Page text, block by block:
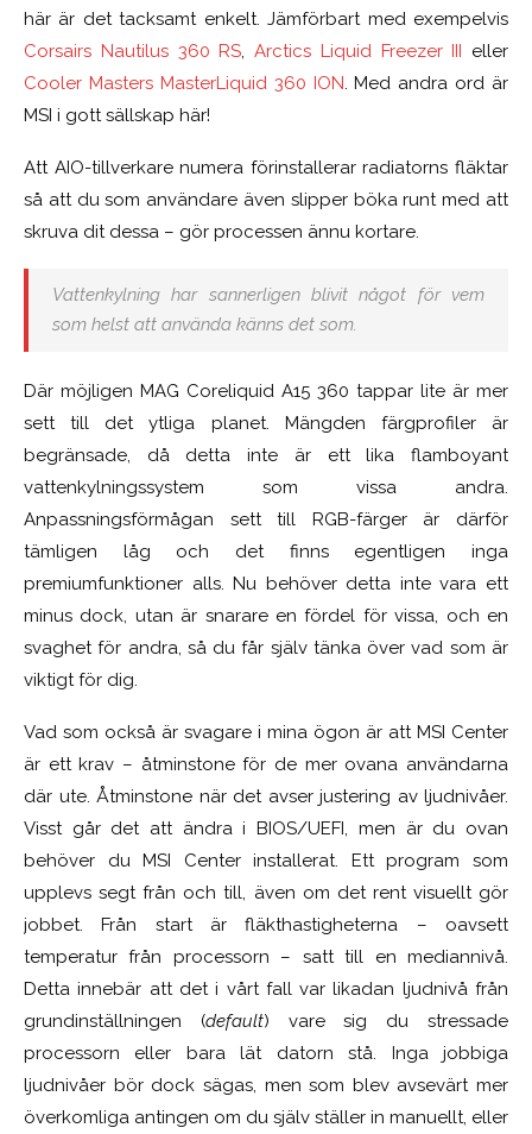
här är det tacksamt enkelt. Jämförbart med exempelvis
Corsairs Nautilus 360 RS, Arctics Liquid Freezer III
eller
Cooler Masters MasterLiquid 360 ION. Med andra ord är
MSI i gott sällskap här!
Att AIO-tillverkare numera förinstallerar radiatorns fläktar
så att du som användare även slipper böka runt med att
skruva dit dessa – gör processen ännu kortare.
Vattenkylning har sannerligen blivit något för vem
som helst att använda känns det som.
Där möjligen MAG Coreliquid A15 360 tappar lite är mer
sett till det ytliga planet. Mängden färgprofiler är
begränsade, då detta inte är ett lika flamboyant
vattenkylningssystem som vissa andra.
Anpassningsförmågan sett till RGB-färger är därför
tämligen låg och det finns egentligen inga
premiumfunktioner alls. Nu behöver detta inte vara ett
minus dock, utan är snarare en fördel för vissa, och en
svaghet för andra, så du får själv tänka över vad som är
viktigt för dig.
Vad som också är svagare i mina ögon är att MSI Center
är ett krav – åtminstone för de mer ovana användarna
där ute. Åtminstone när det avser justering av ljudnivåer.
Visst går det att ändra i BIOS/UEFI, men är du ovan
behöver du MSI Center installerat. Ett program som
upplevs segt från och till, även om det rent visuellt gör
jobbet. Från start är fläkthastigheterna – oavsett
temperatur från processorn – satt till en mediannivå.
Detta innebär att det i vårt fall var likadan ljudnivå från
grundinställningen (default) vare sig du stressade
processorn eller bara lät datorn stå. Inga jobbiga
ljudnivåer bör dock sägas, men som blev avsevärt mer
överkomliga antingen om du själv ställer in manuellt, eller